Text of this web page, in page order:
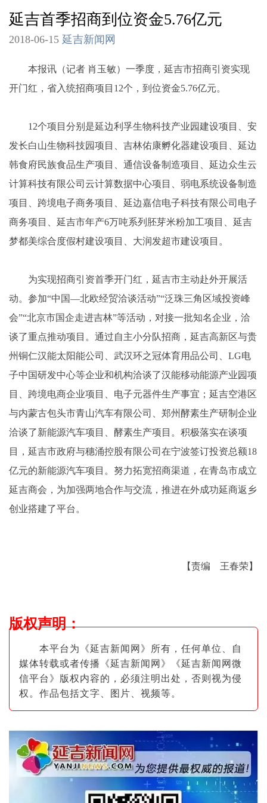
延吉首季招商到位资金5.76亿元
2018-06-15 延吉新闻网
本报讯（记者 肖玉敏）一季度，延吉市招商引资实现
开门红，省入统招商项目12个，到位资金5.76亿元。
12个项目分别是延边利孚生物科技产业园建设项目、安
发长白山生物科技园项目、吉林佑康孵化器建设项目、延边
韩食府民族食品生产项目、通信设备制造项目、延边众生云
计算科技有限公司云计算数据中心项目、弱电系统设备制造
项目、跨境电子商务项目、延边嘉信电子科技有限公司电子
商务项目、延吉市年产6万吨系列胚芽米粉加工项目、延吉
梦都美综合度假村建设项目、大润发超市建设项目。
为实现招商引资首季开门红，延吉市主动赴外开展活
动。参加“中国—北欧经贸洽谈活动”“泛珠三角区域投资峰
会”“北京市国企走进吉林”等活动，对接一批知名企业，洽
谈了重点推动项目。通过自主小分队招商，延吉高新区与贵
州铜仁汉能太阳能公司、武汉环之冠体育用品公司、LG电
子中国研发中心等企业和机构洽谈了汉能移动能源产业园项
目、跨境电商企业项目、电子元器件生产事宜；延吉空港区
与内蒙古包头市青山汽车有限公司、郑州酵素生产研制企业
洽谈了新能源汽车项目、酵素生产项目。积极落实在谈项
目，延吉市政府与穗涌控股有限公司在宁波签订投资总额18
亿元的新能源汽车项目。努力拓宽招商渠道，在青岛市成立
延吉商会，为加强两地合作与交流，推进在外成功延商返乡
创业搭建了平台。
【责编 王春荣】
版权声明：
本平台为《延吉新闻网》所有，任何单位、自
媒体转载或者传播《延吉新闻网》《延吉新闻网微
信平台》版权内容的，必须注明出处，否则视为侵
权。作品包括文字、图片 、视频等。